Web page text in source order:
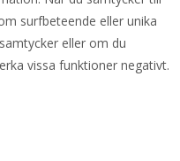
surfbeteende eller unika
eller om du
vissa funktioner negativt.